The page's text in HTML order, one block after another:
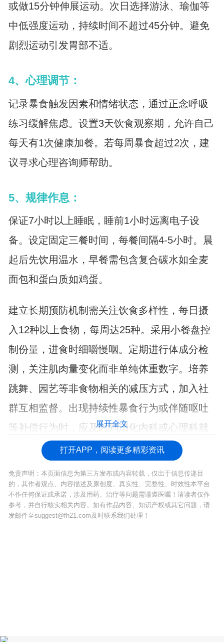
或做15分钟伸展运动。次日选择游泳、瑜伽等
中低强度运动，持续时间不超过45分钟。避免
剧烈运动引发胃部不适。
4、心理调节：
记录暴食触发因素和情绪状态，通过正念呼吸
练习缓解焦虑。设置3天饮食观察期，允许自己
每天有1次健康加餐。若每周暴食超过2次，建
议寻求心理咨询师帮助。
5、规律作息：
保证7小时以上睡眠，睡前1小时远离电子设
备。设定固定三餐时间，每餐间隔4-5小时。晨
起后先饮用温水，早餐需包含复合碳水如全麦
面包和蛋白质如鸡蛋。
建立长期预防机制需关注饮食多样性，每日摄
入12种以上食物，每周达25种。采用小餐盘控
制份量，进食时细嚼慢咽。定期进行体成分检
测，关注肌肉量变化而非单纯体重数字。培养
跳舞、园艺等非食物相关的减压方式，加入社
群互相监督。出现持续性暴食行为或伴随呕吐
等补偿行为时，应及时到消化内科或心理科就
诊评估是否存在进食障碍。
展开全文
打开APP，阅读更多精彩资讯
免责声明：本页面信息为第三方发布或内容转载，仅出于信息传递目
的，其作者观点、内容描述及原创度、真实性、完整性、时效性本平台
不作任何保证或承诺，涉及用药、治疗等问题需谨遵医嘱！请读者仅作
参考，并自行核实相关内容。如有作品内容、知识产权或其它问题，请
发邮件至suggest@fh21.com及时联系我们处理！